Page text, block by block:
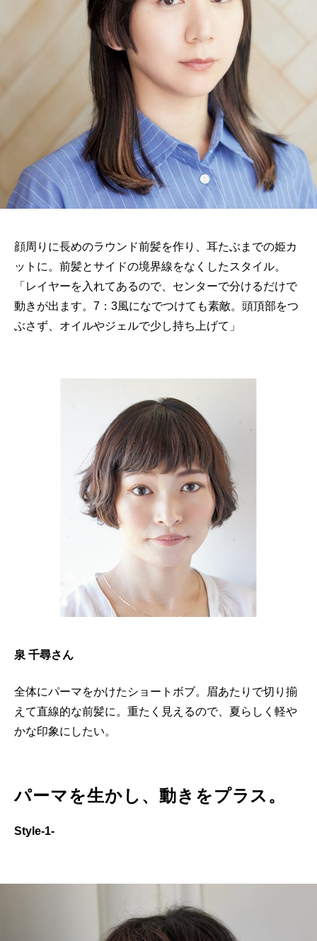
顔周りに長めのラウンド前髪を作り、耳たぶまでの姫カ
ットに。前髪とサイドの境界線をなくしたスタイル。
「レイヤーを入れてあるので、センターで分けるだけで
動きが出ます。7：3風になでつけても素敵。頭頂部をつ
ぶさず、オイルやジェルで少し持ち上げて」
泉 千尋さん
全体にパーマをかけたショートボブ。眉あたりで切り揃
えて直線的な前髪に。重たく見えるので、夏らしく軽や
かな印象にしたい。
パーマを生かし、動きをプラス。
Style-1-